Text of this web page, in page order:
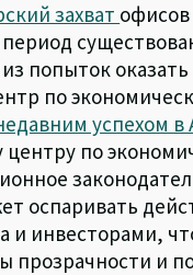
захват офисов
попыток
по
успехом
центру по
оспаривать
и инвесторами,
прозрачности и